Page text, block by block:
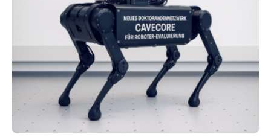
Prozessoren stoßen an ihre Grenzen: Sie verbrauchen
viel Energie, die Speicher- und Verarbeitungseinheiten
sind voneinander getrennt und die Datenübertragung
bremst komplexe Anwendungen aus. Da KI-Modelle
immer größer werden und riesige Datenmengen
verarbeiten müssen, steigt der Bedarf an neuen
Rechenarchitekturen. Neben Quantencomputern
rücken dabei insbesondere…